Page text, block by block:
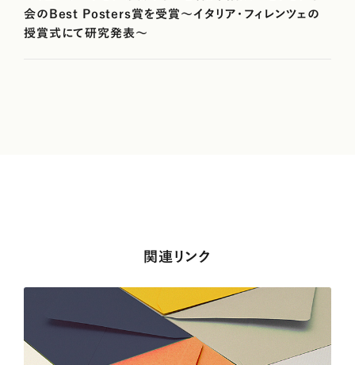
会のBest Posters賞を受賞～イタリア・フィレンツェの
授賞式にて研究発表～
関連リンク